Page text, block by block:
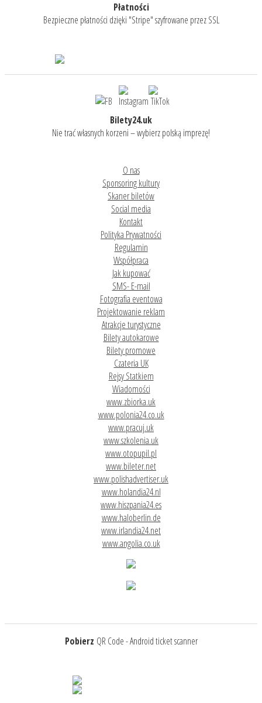
Płatności
Bezpieczne płatności dzięki "Stripe" szyfrowane przez SSL
Bilety24.uk
Nie trać własnych korzeni – wybierz polską imprezę!
O nas
Sponsoring kultury
Skaner biletów
Social media
Kontakt
Polityka Prywatności
Regulamin
Współpraca
Jak kupować
SMS- E-mail
Fotografia eventowa
Projektowanie reklam
Atrakcje turystyczne
Bilety autokarowe
Bilety promowe
Czateria UK
Rejsy Statkiem
Wiadomości
www.zbiorka.uk
www.polonia24.co.uk
www.pracuj.uk
www.szkolenia.uk
www.otopupil.pl
www.bileter.net
www.polishadvertiser.uk
www.holandia24.nl
www.hiszpania24.es
www.haloberlin.de
www.irlandia24.net
www.angolia.co.uk
Pobierz QR Code - Android ticket scanner